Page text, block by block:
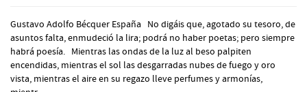
Gustavo Adolfo Bécquer España No digáis que, agotado su tesoro, de
asuntos falta, enmudeció la lira; podrá no haber poetas; pero siempre
habrá poesía. Mientras las ondas de la luz al beso palpiten
encendidas, mientras el sol las desgarradas nubes de fuego y oro
vista, mientras el aire en su regazo lleve perfumes y armonías,